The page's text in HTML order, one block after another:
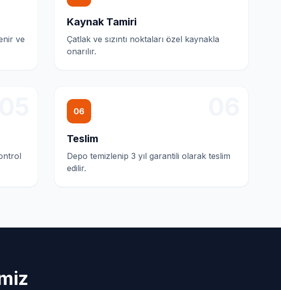
ve
Kaynak Tamiri
Çatlak ve sızıntı noktaları özel kaynakla
onarılır.
06
Teslim
Depo temizlenip 3 yıl garantili olarak teslim
edilir.